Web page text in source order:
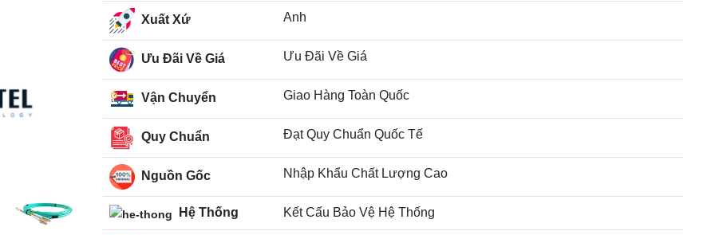
Xuất Xứ Anh
Ưu Đãi Về Giá Ưu Đãi Về Giá
Vận Chuyển Giao Hàng Toàn Quốc
Quy Chuẩn Đạt Quy Chuẩn Quốc Tế
Nguồn Gốc Nhập Khẩu Chất Lượng Cao
Hệ Thống Kết Cấu Bảo Vệ Hệ Thống